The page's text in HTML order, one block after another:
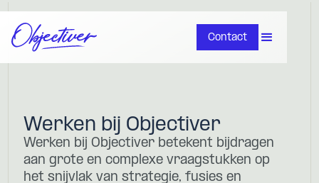
Contact
Werken bij Objectiver
Werken bij Objectiver betekent bijdragen
aan grote en complexe vraagstukken op
het snijvlak van strategie, fusies en